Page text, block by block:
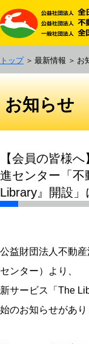
トップ 最新情報 お
お知らせ
【会員の皆様
進センター「不
Library』開設」
公益財団法人不動
センター）より、
新サービス「The
始のお知らせがあり